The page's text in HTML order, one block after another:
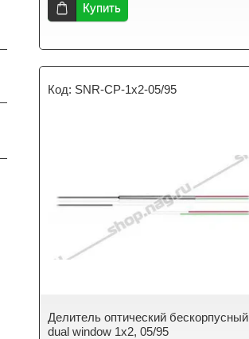
Купить
SNR-CP-1x2-05/95
Делитель оптический бескорпусный
dual window 1х2, 05/95